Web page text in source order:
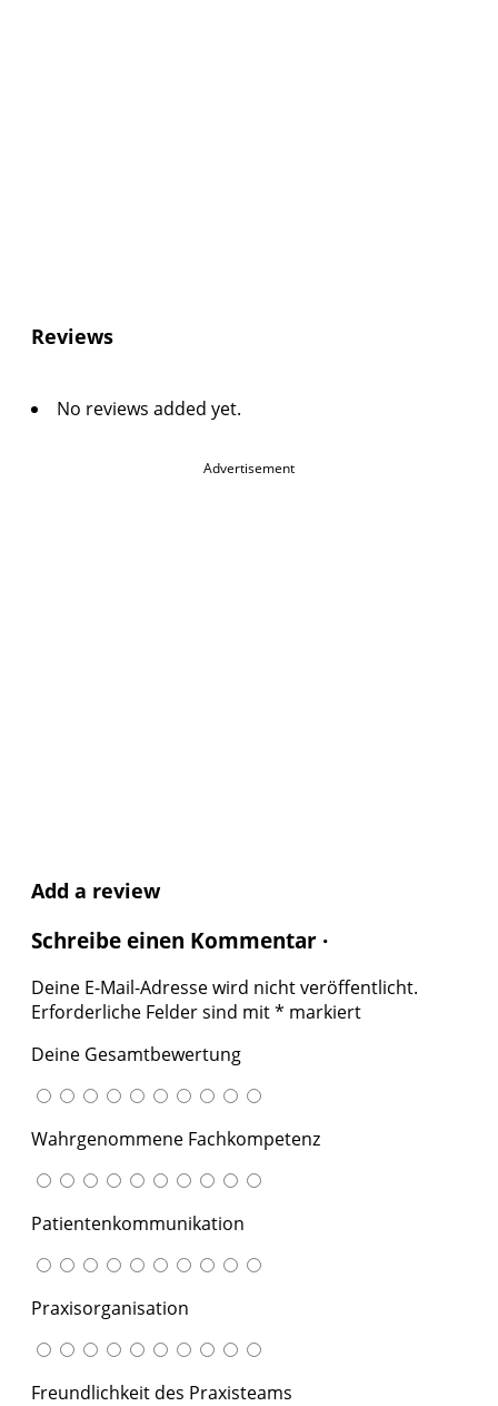
Reviews
No reviews added yet.
Advertisement
Add a review
Schreibe einen Kommentar ·
Deine E-Mail-Adresse wird nicht veröffentlicht.
Erforderliche Felder sind mit* markiert
Deine Gesamtbewertung
Wahrgenommene Fachkompetenz
Patientenkommunikation
Praxisorganisation
Freundlichkeit des Praxisteams